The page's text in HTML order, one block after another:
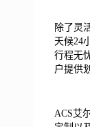
除了灵
天候24
行程无
户提供
ACS艾